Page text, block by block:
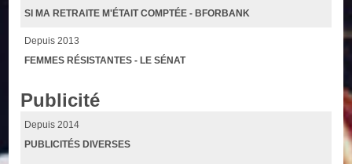
SI MA RETRAITE M'ÉTAIT COMPTÉE - BFORBANK
Depuis 2013
FEMMES RÉSISTANTES - LE SÉNAT
Publicité
Depuis 2014
PUBLICITÉS DIVERSES